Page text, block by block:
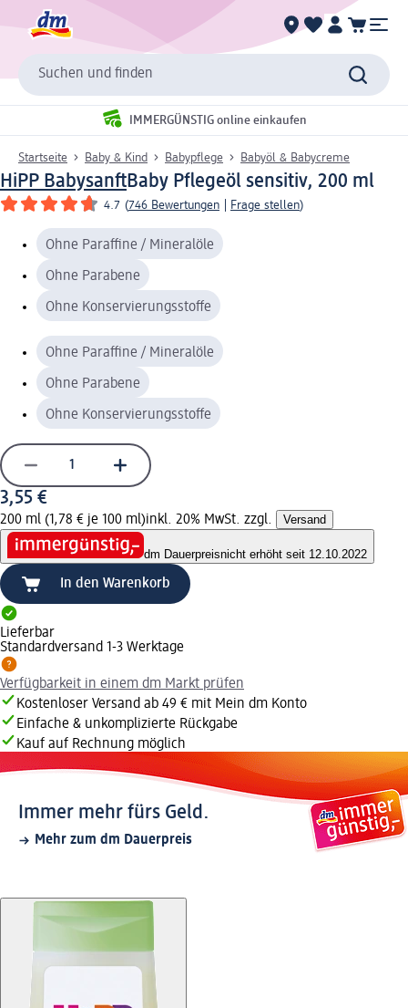
Suchen und finden
IMMERGÜNSTIG online einkaufen
Startseite Baby & Kind Babypflege Babyöl & Babycreme
HiPP BabysanftBaby Pflegeöl sensitiv, 200 ml
4.7 (746 Bewertungen Frage stellen)
Ohne Paraffine / Mineralöle
Ohne Parabene
Ohne Konservierungsstoffe
Ohne Paraffine / Mineralöle
Ohne Parabene
Ohne Konservierungsstoffe
3,55 €
200 ml (1,78 € je 100 ml)inkl. 20% MwSt. zzgl. Versand
dm Dauerpreisnicht erhöht seit 12.10.2022
In den Warenkorb
Lieferbar
Standardversand 1-3 Werktage
Verfügbarkeit in einem dm Markt prüfen
Kostenloser Versand ab 49 € mit Mein dm Konto
Einfache & unkomplizierte Rückgabe
Kauf auf Rechnung möglich
Immer mehr fürs Geld.
Mehr zum dm Dauerpreis